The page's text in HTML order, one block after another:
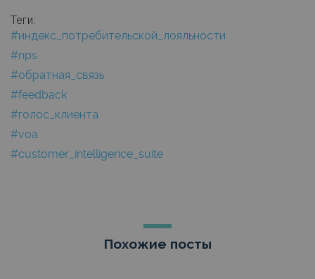
Теги:
#индекс_потребительской_лояльности
#nps
#обратная_связь
#feedback
#голос_клиента
#voa
#customer_intelligence_suite
Похожие посты